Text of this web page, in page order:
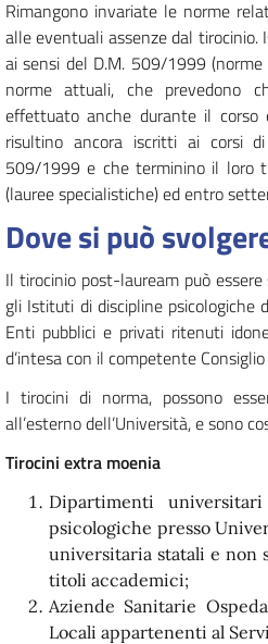
Rimangono invariate le norme
alle eventuali assenze dal
ai sensi del D.M. 509/1999
norme attuali, che prevedono
effettuato anche durante il
risultino ancora iscritti ai corsi
509/1999 e che terminino il loro
(lauree specialistiche) ed entro
Dove si può
Il tirocinio post-lauream può
gli Istituti di discipline psicologiche
Enti pubblici e privati ritenuti
d’intesa con il competente Consiglio
I tirocini di norma, possono
all’esterno dell’Università, e sono
Tirocini extra moenia
Dipartimenti
psicologiche presso
universitaria statali e non
titoli accademici;
Aziende Sanitarie
Locali appartenenti al